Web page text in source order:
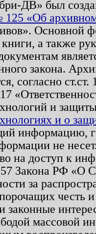
ДВ» был
«Об
Основной
а также
закона.
согласно
и
и о
информацию,
не
на доступ к
Закона РФ «О
за
честь
массовой